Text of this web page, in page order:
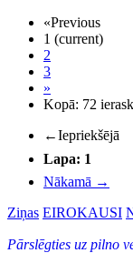
«Previous
1 (current)
2
3
»
Kopā: 72
←Iepriekšējā
Lapa: 1
Nākamā →
Ziņas EIROKAUSI
Pārslēgties uz pilno